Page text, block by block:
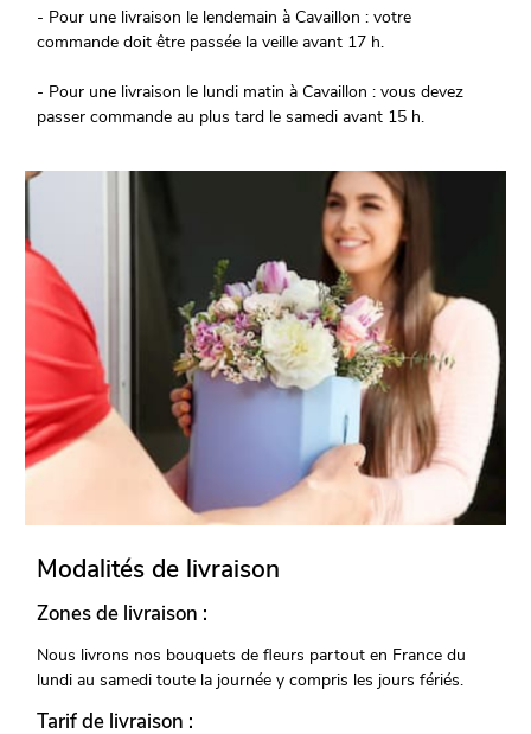
- Pour une livraison le lendemain à Cavaillon : votre
commande doit être passée la veille avant 17 h.
- Pour une livraison le lundi matin à Cavaillon : vous devez
passer commande au plus tard le samedi avant 15 h.
Modalités de livraison
Zones de livraison :
Nous livrons nos bouquets de fleurs partout en France du
lundi au samedi toute la journée y compris les jours fériés.
Tarif de livraison :